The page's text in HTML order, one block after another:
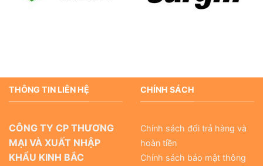
THÔNG TIN LIÊN HỆ
CÔNG TY CP THƯƠNG
MẠI VÀ XUẤT NHẬP
KHẨU KINH BẮC
CHÍNH SÁCH
Chính sách đổi trả hàng và
hoàn tiền
Chính sách bảo mật thông